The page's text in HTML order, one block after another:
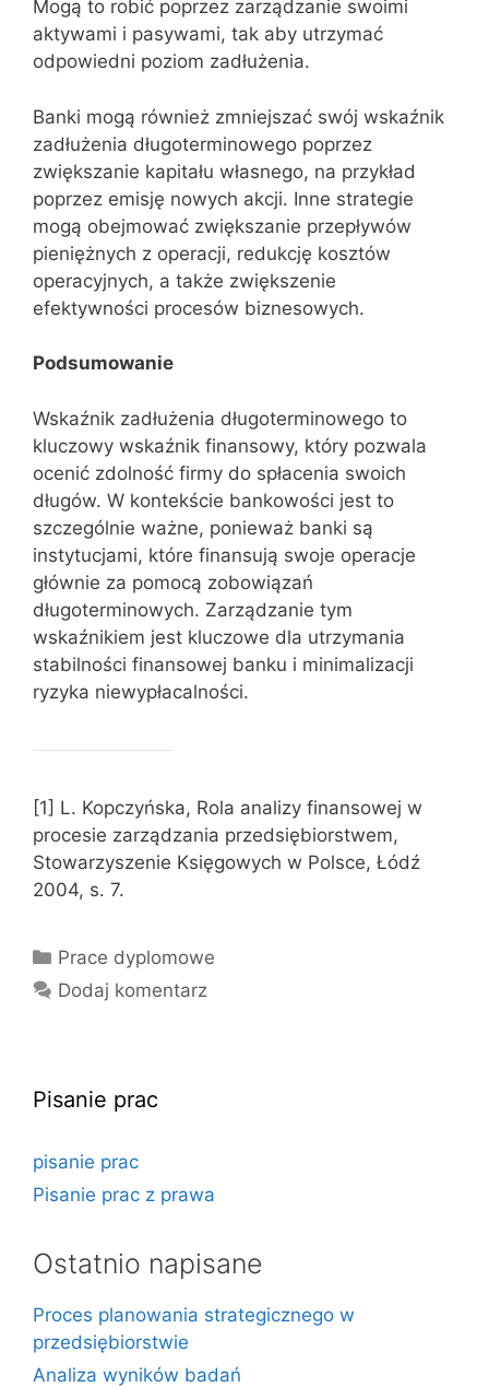
Mogą to robić poprzez zarządzanie swoimi
aktywami i pasywami, tak aby utrzymać
odpowiedni poziom zadłużenia.
Banki mogą również zmniejszać swój wskaźnik
zadłużenia długoterminowego poprzez
zwiększanie kapitału własnego, na przykład
poprzez emisję nowych akcji. Inne strategie
mogą obejmować zwiększanie przepływów
pieniężnych z operacji, redukcję kosztów
operacyjnych, a także zwiększenie
efektywności procesów biznesowych.
Podsumowanie
Wskaźnik zadłużenia długoterminowego to
kluczowy wskaźnik finansowy, który pozwala
ocenić zdolność firmy do spłacenia swoich
długów. W kontekście bankowości jest to
szczególnie ważne, ponieważ banki są
instytucjami, które finansują swoje operacje
głównie za pomocą zobowiązań
długoterminowych. Zarządzanie tym
wskaźnikiem jest kluczowe dla utrzymania
stabilności finansowej banku i minimalizacji
ryzyka niewypłacalności.
[1] L. Kopczyńska, Rola analizy finansowej w
procesie zarządzania przedsiębiorstwem,
Stowarzyszenie Księgowych w Polsce, Łódź
2004, s. 7.
Kategorie
Prace dyplomowe
Dodaj komentarz
Pisanie prac
pisanie prac
Pisanie prac z prawa
Ostatnio napisane
Proces planowania strategicznego w
przedsiębiorstwie
Analiza wyników badań